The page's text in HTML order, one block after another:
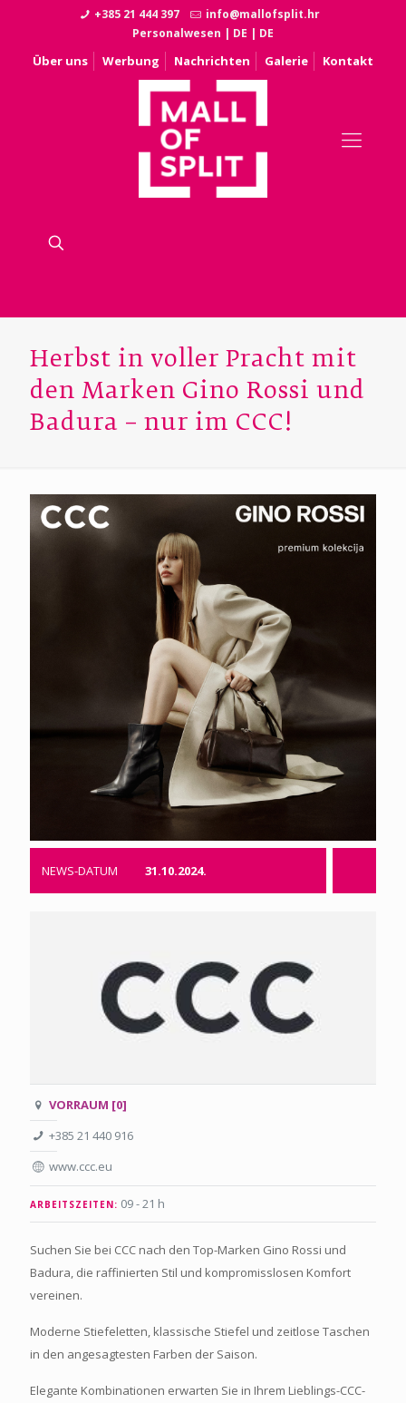
+385 21 444 397
info@mallofsplit.hr
Personalwesen | DE | DE
Über uns Werbung Nachrichten Galerie Kontakt
Herbst in voller Pracht mit
den Marken Gino Rossi und
Badura – nur im CCC!
NEWS-DATUM 31.10.2024.
VORRAUM [0]
+385 21 440 916
www.ccc.eu
ARBEITSZEITEN: 09 - 21 h
Suchen Sie bei CCC nach den Top-Marken Gino Rossi und
Badura, die raffinierten Stil und kompromisslosen Komfort
vereinen.
Moderne Stiefeletten, klassische Stiefel und zeitlose Taschen
in den angesagtesten Farben der Saison.
Elegante Kombinationen erwarten Sie in Ihrem Lieblings-CCC-